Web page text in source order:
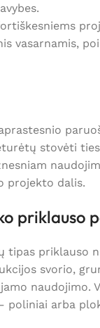
vasarnamis,
stovėti
projekto dalis.
priklauso
tipas priklauso
svorio,
naudojimo.
poliniai arba